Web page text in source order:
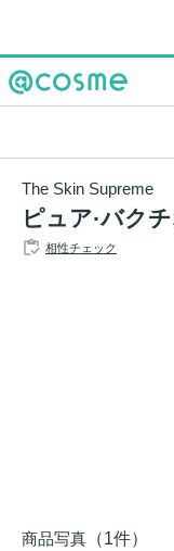
The Skin Supreme
ピュア·バク
相性チェック
商品写真 （1件）